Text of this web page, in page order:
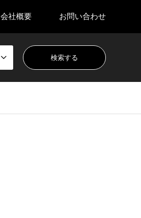
会社概要 お問い合わせ